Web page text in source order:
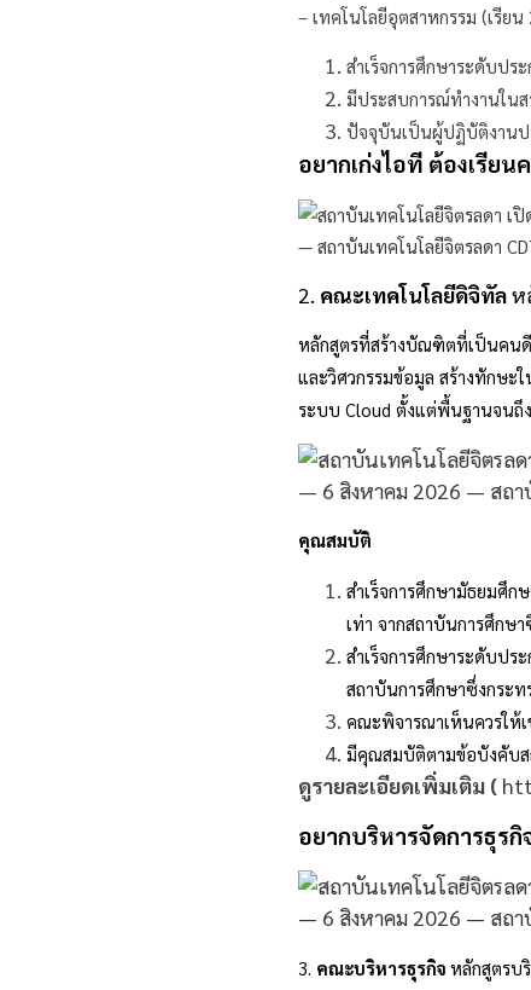
– เทคโนโลยีอุตสาหกรรม (เรีย
สำเร็จการศึกษาระดับปร
มีประสบการณ์ทำงานใน
ปัจจุบันเป็นผู้ปฏิบัติงานป
อยากเก่งไอที ต้องเรีย
2. คณะเทคโนโลยีดิจิทัลห
หลักสูตรที่สร้างบัณฑิตที่เป็นคนดี
และวิศวกรรมข้อมูล สร้างทักษ
ระบบ Cloud ตั้งแต่พื้นฐานจนถึ
คุณสมบัติ
สำเร็จการศึกษามัธยมศึ
เท่า จากสถาบันการศึกษ
สำเร็จการศึกษาระดับป
สถาบันการศึกษาซึ่งกระท
คณะพิจารณาเห็นควรให้
มีคุณสมบัติตามข้อบังคับส
ดูรายละเอียดเพิ่มเติม (
อยากบริหารจัดการธุร
3. คณะบริหารธุรกิจ หลักสูตรบ